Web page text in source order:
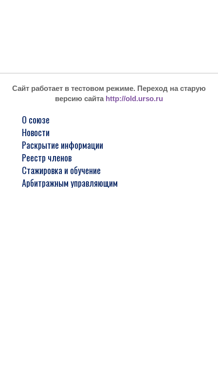
Сайт работает в тестовом режиме. Переход на старую
версию сайта http://old.urso.ru
О союзе
Новости
Раскрытие информации
Реестр членов
Стажировка и обучение
Арбитражным управляющим